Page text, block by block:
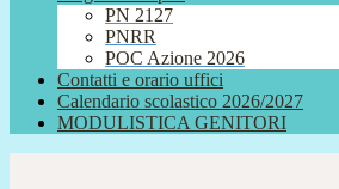
PN 2127
PNRR
POC Azione 2026
Contatti e orario uffici
Calendario scolastico 2026/2027
MODULISTICA GENITORI